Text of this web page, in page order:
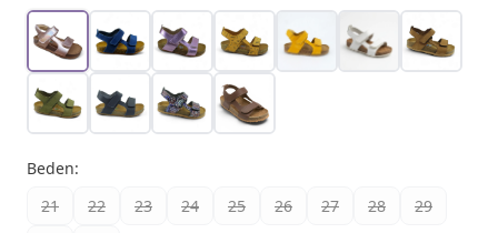
Beden:
21
22 23 24 25 26 27 28
29